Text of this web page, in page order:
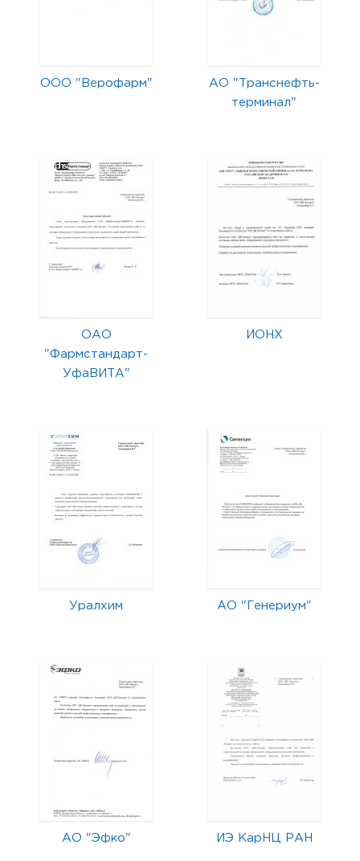
ООО "Верофарм"
АО "Транснефть-
терминал"
ОАО
"Фармстандарт-
УфаВИТА"
ИОНХ
Уралхим АО "Генериум"
АО "Эфко" ИЭ КарНЦ РАН